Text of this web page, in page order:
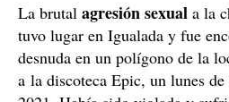
La brutal agresión sexual a la
tuvo lugar en Igualada y fue
desnuda en un polígono de la
a la discoteca Epic, un lunes